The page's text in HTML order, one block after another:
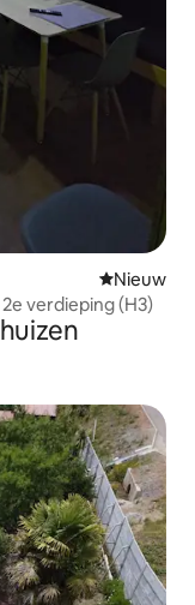
Nieuwe
Nieuw
verdieping (H3)